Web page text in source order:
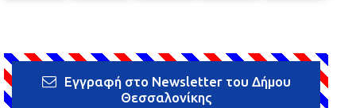
Εγγραφή στο Newsletter του Δήμου
Θεσσαλονίκης